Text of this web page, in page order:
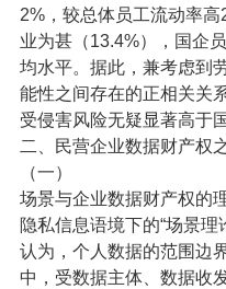
2%，较总体员工流动率
业为甚（13.4%），国企
均水平。据此，兼考虑到
能性之间存在的正相关关
受侵害风险无疑显著高于
二、民营企业数据财产权
（一）
场景与企业数据财产权的
隐私信息语境下的“场景
认为，个人数据的范围边
中，受数据主体、数据收